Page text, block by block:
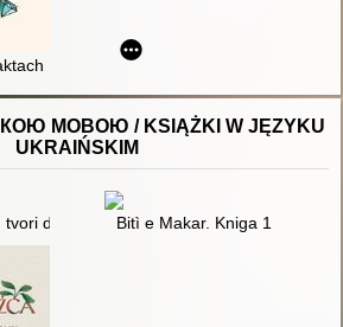
МОВОЮ / KSIĄŻKI W JĘZYKU
UKRAIŃSKIM
dlâ dìtej Bitì e Makar. Kniga 1